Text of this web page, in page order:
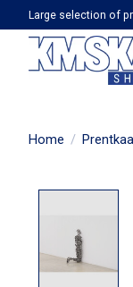
Large selection of
Home /